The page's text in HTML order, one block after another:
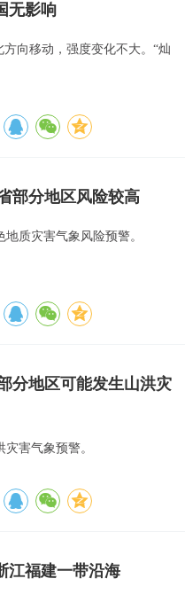
无影响
向移动，强度变化不大。“灿
部分地区风险较高
质灾害气象风险预警。
分地区可能发生山洪灾
害气象预警。
江福建一带沿海